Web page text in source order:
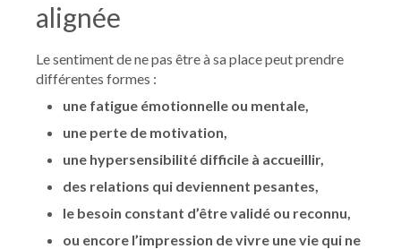
alignée
Le sentiment de ne pas être à sa place peut prendre
différentes formes :
une fatigue émotionnelle ou mentale,
une perte de motivation,
une hypersensibilité difficile à accueillir,
des relations qui deviennent pesantes,
le besoin constant d’être validé ou reconnu,
ou encore l’impression de vivre une vie qui ne